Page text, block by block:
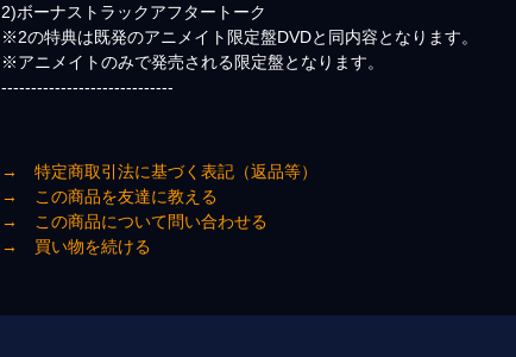
2)ボーナストラックアフタートーク
※2の特典は既発のアニメイト限定盤DVDと同内容となります。
※アニメイトのみで発売される限定盤となります。
-----------------------------
→ 特定商取引法に基づく表記（返品等）
→ この商品を友達に教える
→ この商品について問い合わせる
→ 買い物を続ける